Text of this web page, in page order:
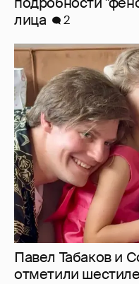
лица
2
Павел Табаков и
отметили